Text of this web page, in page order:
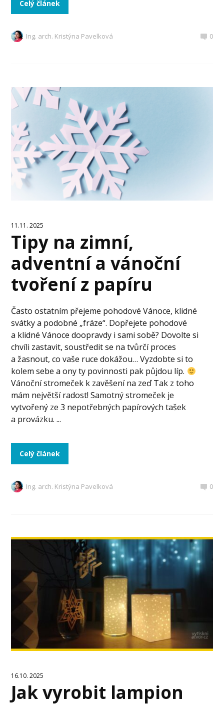
Celý článek
Ing. arch. Kristýna Pavelková 0
11.11. 2025
Tipy na zimní,
adventní a vánoční
tvoření z papíru
Často ostatním přejeme pohodové Vánoce, klidné
svátky a podobné „fráze“. Dopřejete pohodové
a klidné Vánoce doopravdy i sami sobě? Dovolte si
chvíli zastavit, soustředit se na tvůrčí proces
a žasnout, co vaše ruce dokážou… Vyzdobte si to
kolem sebe a ony ty povinnosti pak půjdou líp.
Vánoční stromeček k zavěšení na zeď Tak z toho
mám největší radost! Samotný stromeček je
vytvořený ze 3 nepotřebných papírových tašek
a provázku. ...
Celý článek
Ing. arch. Kristýna Pavelková 0
16.10. 2025
Jak vyrobit lampion